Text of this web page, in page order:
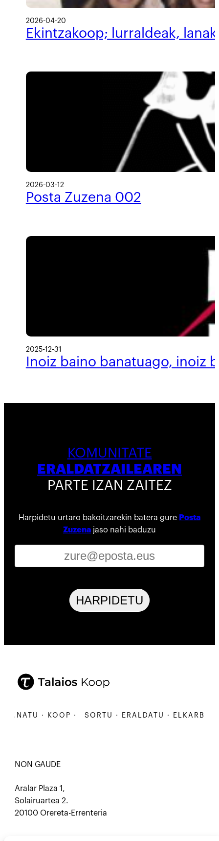
2026-04-20
Ekintzakoop; lurraldeak,
2026-03-12
Posta Zuzena 002
2025-12-31
Inoiz baino banatuago, inoiz
KOMUNITATE
ERALDATZAILEAREN
PARTE IZAN ZAITEZ
Harpidetu urtaro bakoitzarekin batera gure Posta
Zuzena jaso nahi baduzu
HARPIDETU
· KOOP · SORTU · ERALDATU ·
NON GAUDE
Aralar Plaza 1,
Solairuartea 2.
20100 Orereta-Errenteria